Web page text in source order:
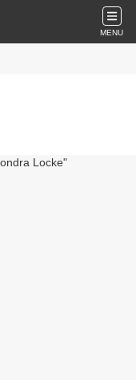
MENU